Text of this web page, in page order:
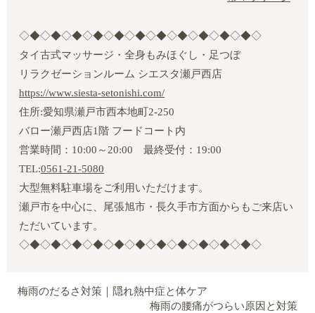
◇◆◇◆◇◆◇◆◇◆◇◆◇◆◇◆◇◆◇◆◇◆◇
タイ古式マッサージ・全身もみほぐし・足つぼ
リラクゼーションルーム シエスタ瀬戸西店
https://www.siesta-setonishi.com/
住所:愛知県瀬戸市西本地町2‐250
バロー瀬戸西店1階 フードコート内
営業時間：10:00～20:00 最終受付：19:00
TEL:0561-21-5080
大型無料駐車場をご利用いただけます。
瀬戸市を中心に、尾張旭市・長久手市方面からもご来店い
ただいています。
◇◆◇◆◇◆◇◆◇◆◇◆◇◆◇◆◇◆◇◆◇◆◇
梅雨のだるさ対策｜隠れ熱中症と体ケア
梅雨の腰痛がつらい原因と対策